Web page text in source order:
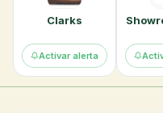
Clarks
Activar alerta